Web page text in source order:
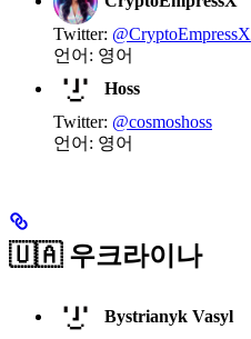
Twitter: @CryptoEmpressX
언어: 영어
Hoss
Twitter: @cosmoshoss
언어: 영어
🇺🇦 우크라이나
Bystrianyk Vasyl